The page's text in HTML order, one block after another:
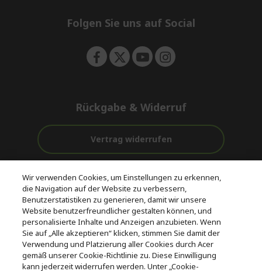
e
Folgen Sie uns auf Social
Rückgabe & Widerruf
Vertrag widerrufen
Kostenloser
Versand
vor und nach
dem Kauf
Zahlung
© 2026 Acer Inc.
CPYou BV ist der autorisierte Wiederverkäufer und Händler der
Produkte und Dienstleistungen, die in diesem Shop angeboten
werden.
Wir verwenden Cookies, um Einstellungen zu erkennen,
die Navigation auf der Website zu verbessern,
Benutzerstatistiken zu generieren, damit wir unsere
Website benutzerfreundlicher gestalten können, und
personalisierte Inhalte und Anzeigen anzubieten. Wenn
Sie auf „Alle akzeptieren“ klicken, stimmen Sie damit der
Verwendung und Platzierung aller Cookies durch Acer
gemäß unserer Cookie-Richtlinie zu. Diese Einwilligung
kann jederzeit widerrufen werden. Unter „Cookie-